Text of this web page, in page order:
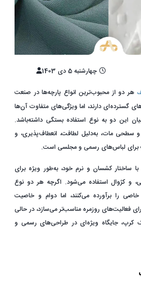
چهارشنبه 5 دی 1403
هر دو از محبوب‌ترین انواع پارچه‌ها در صنعت
گسترده‌ای دارند، اما ویژگی‌های متفاوت آن‌ها
این دو به نوع استفاده بستگی داشته‌باشد.
و سطحی مات، به‌دلیل لطافت، انعطاف‌پذیری، و
برای لباس‌های رسمی و مجلسی است.
با ساختار کشسان و نرم خود، به‌طور ویژه برای
و کژوال استفاده می‌شود. اگرچه هر دو نوع
خاصی را برآورده می‌کنند، اما دوام و خاصیت
فعالیت‌های روزمره مناسب‌تر می‌سازد، در حالی
جایگاه ویژه‌ای در طراحی‌های رسمی و